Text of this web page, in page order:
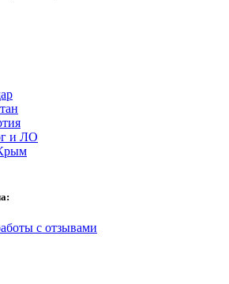
и ЛО
с отзывами